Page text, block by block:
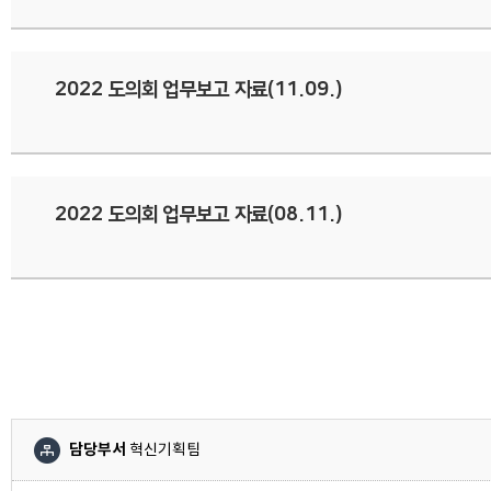
2022 도의회 업무보고 자료(11.09.)
2022 도의회 업무보고 자료(08.11.)
담당부서 혁신기획팀